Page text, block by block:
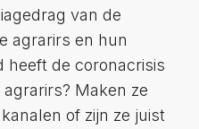
van de
agrarirs en hun
heeft de coronacrisis
Maken ze
of zijn ze juist